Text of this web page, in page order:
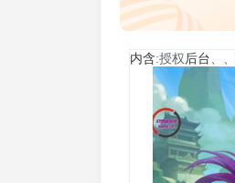
内含:授权后台、、